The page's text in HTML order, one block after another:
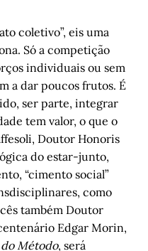
coletivo”, eis uma
Só a competição
individuais ou sem
a dar poucos frutos. É
ser parte, integrar
tem valor, o que o
Doutor Honoris
do estar-junto,
“cimento social”
como
também Doutor
Edgar Morin,
Método, será